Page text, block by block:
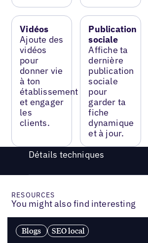
Vidéos
Ajoute des
vidéos
pour
donner vie
à ton
établissement
et engager
les
clients.
Publication
sociale
Affiche ta
dernière
publication
sociale
pour
garder ta
fiche
dynamique
et à jour.
Détails techniques
RESOURCES
You might also find interesting
Blogs SEO local